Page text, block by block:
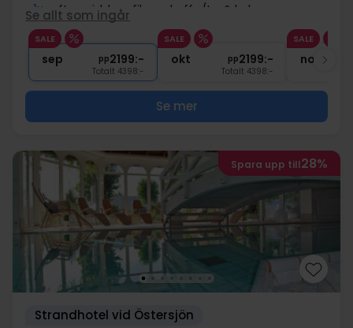
1x eftermiddagsfika m.kaffe/te & kaka
∞ Fri tillgång till spaavdelningen
1x 1 välkomstdrink
Se allt som ingår
SALE
sep pp2199:-
Totalt 4398:-
SALE
okt pp2199:-
Totalt 4398:-
SALE
nov
Se mer
Spara upp till28%
Strandhotel vid Östersjön